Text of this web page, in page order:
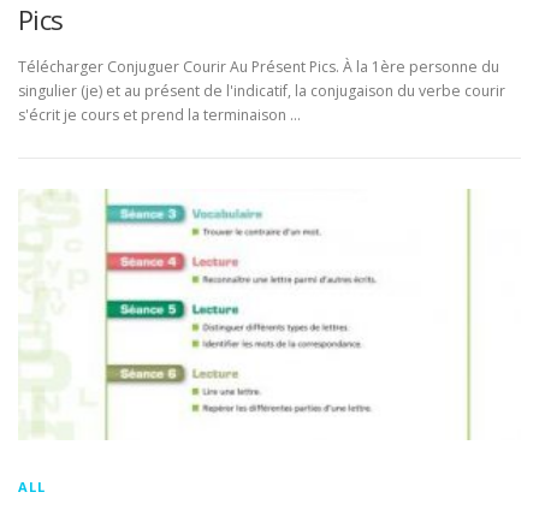
Pics
Télécharger Conjuguer Courir Au Présent Pics. À la 1ère personne du
singulier (je) et au présent de l'indicatif, la conjugaison du verbe courir
s'écrit je cours et prend la terminaison …
ALL